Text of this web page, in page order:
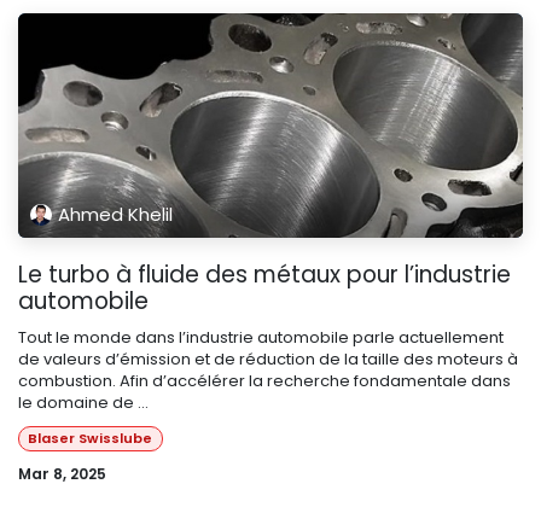
Ahmed Khelil
Le turbo à fluide des métaux pour l’industrie
automobile
Tout le monde dans l’industrie automobile parle actuellement
de valeurs d’émission et de réduction de la taille des moteurs à
combustion. Afin d’accélérer la recherche fondamentale dans
le domaine de ...
Blaser Swisslube
Mar 8, 2025